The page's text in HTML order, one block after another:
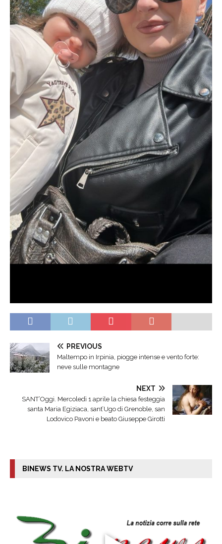
PREVIOUS
Maltempo in Irpinia, piogge intense e vento forte:
neve sulle montagne
NEXT
SANT’Oggi. Mercoledì 1 aprile la chiesa festeggia
santa Maria Egiziaca, sant’Ugo di Grenoble, san
Lodovico Pavoni e beato Giuseppe Girotti
BINEWS TV. LA NOSTRA WEBTV